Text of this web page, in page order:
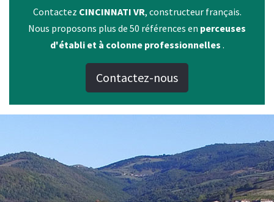
Contactez CINCINNATI VR, constructeur français.
Nous proposons plus de 50 références en perceuses
d'établi et à colonne professionnelles .
Contactez-nous